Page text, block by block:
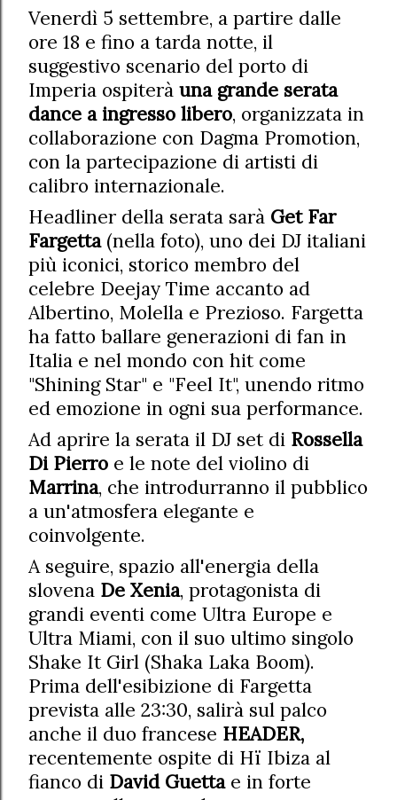
Venerdì 5 settembre, a partire dalle
ore 18 e fino a tarda notte, il
suggestivo scenario del porto di
Imperia ospiterà una grande serata
dance a ingresso libero, organizzata in
collaborazione con Dagma Promotion,
con la partecipazione di artisti di
calibro internazionale.
Headliner della serata sarà Get Far
Fargetta (nella foto), uno dei DJ italiani
più iconici, storico membro del
celebre Deejay Time accanto ad
Albertino, Molella e Prezioso. Fargetta
ha fatto ballare generazioni di fan in
Italia e nel mondo con hit come
"Shining Star" e "Feel It", unendo ritmo
ed emozione in ogni sua performance.
Ad aprire la serata il DJ set di Rossella
Di Pierro e le note del violino di
Marrina, che introdurranno il pubblico
a un'atmosfera elegante e
coinvolgente.
A seguire, spazio all'energia della
slovena De Xenia, protagonista di
grandi eventi come Ultra Europe e
Ultra Miami, con il suo ultimo singolo
Shake It Girl (Shaka Laka Boom).
Prima dell'esibizione di Fargetta
prevista alle 23:30, salirà sul palco
anche il duo francese HEADER,
recentemente ospite di Hï Ibiza al
fianco di David Guettae in forte